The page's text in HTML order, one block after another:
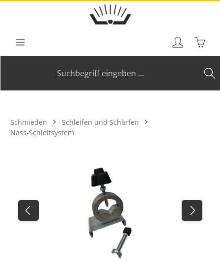
Zum Hauptinhalt springen
Schmieden
Schleifen und Schärfen
Nass-Schleifsystem